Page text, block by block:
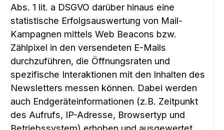
Abs. 1 lit. a DSGVO darüber hinaus eine
statistische Erfolgsauswertung von Mail-
Kampagnen mittels Web Beacons bzw.
Zählpixel in den versendeten E-Mails
durchzuführen, die Öffnungsraten und
spezifische Interaktionen mit den Inhalten des
Newsletters messen können. Dabei werden
auch Endgeräteinformationen (z.B. Zeitpunkt
des Aufrufs, IP-Adresse, Browsertyp und